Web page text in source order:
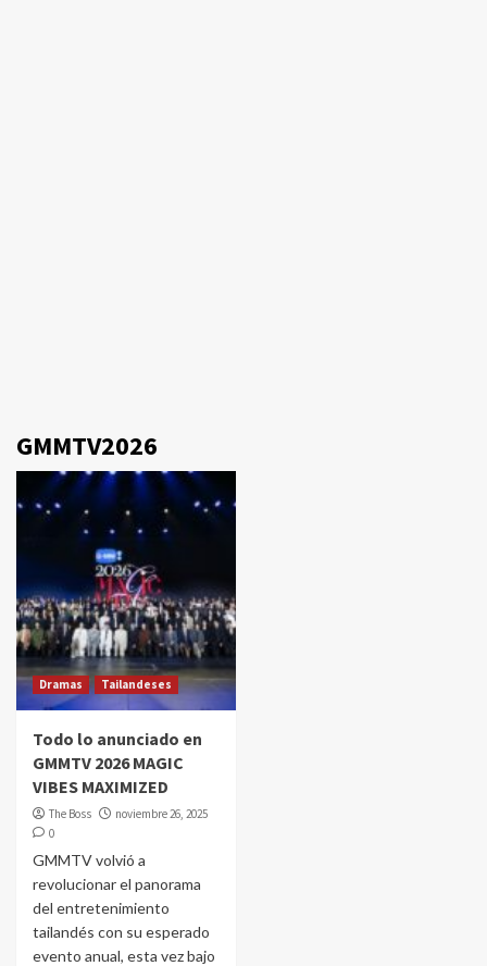
GMMTV2026
Dramas Tailandeses
Todo lo anunciado en
GMMTV 2026 MAGIC
VIBES MAXIMIZED
The Boss
noviembre 26, 2025
0
GMMTV volvió a
revolucionar el panorama
del entretenimiento
tailandés con su esperado
evento anual, esta vez bajo